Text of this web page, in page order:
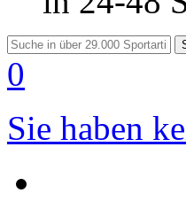
0
Sie haben